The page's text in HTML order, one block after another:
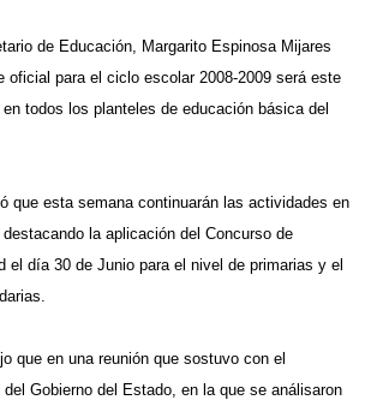
de Educación, Margarito Espinosa Mijares
oficial para el ciclo escolar 2008-2009 será este
todos los planteles de educación básica del
que esta semana continuarán las actividades en
la aplicación del Concurso de
el día 30 de Junio para el nivel de primarias y el
que en una reunión que sostuvo con el
Gobierno del Estado, en la que se análisaron